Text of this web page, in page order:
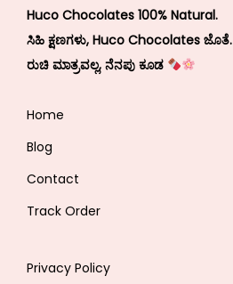
Huco Chocolates 100% Natural.
ಸಿಹಿ ಕ್ಷಣಗಳು, Huco Chocolates ಜೊತೆ.
ರುಚಿ ಮಾತ್ರವಲ್ಲ, ನೆನಪು ಕೂಡ
Home
Blog
Contact
Track Order
Privacy Policy